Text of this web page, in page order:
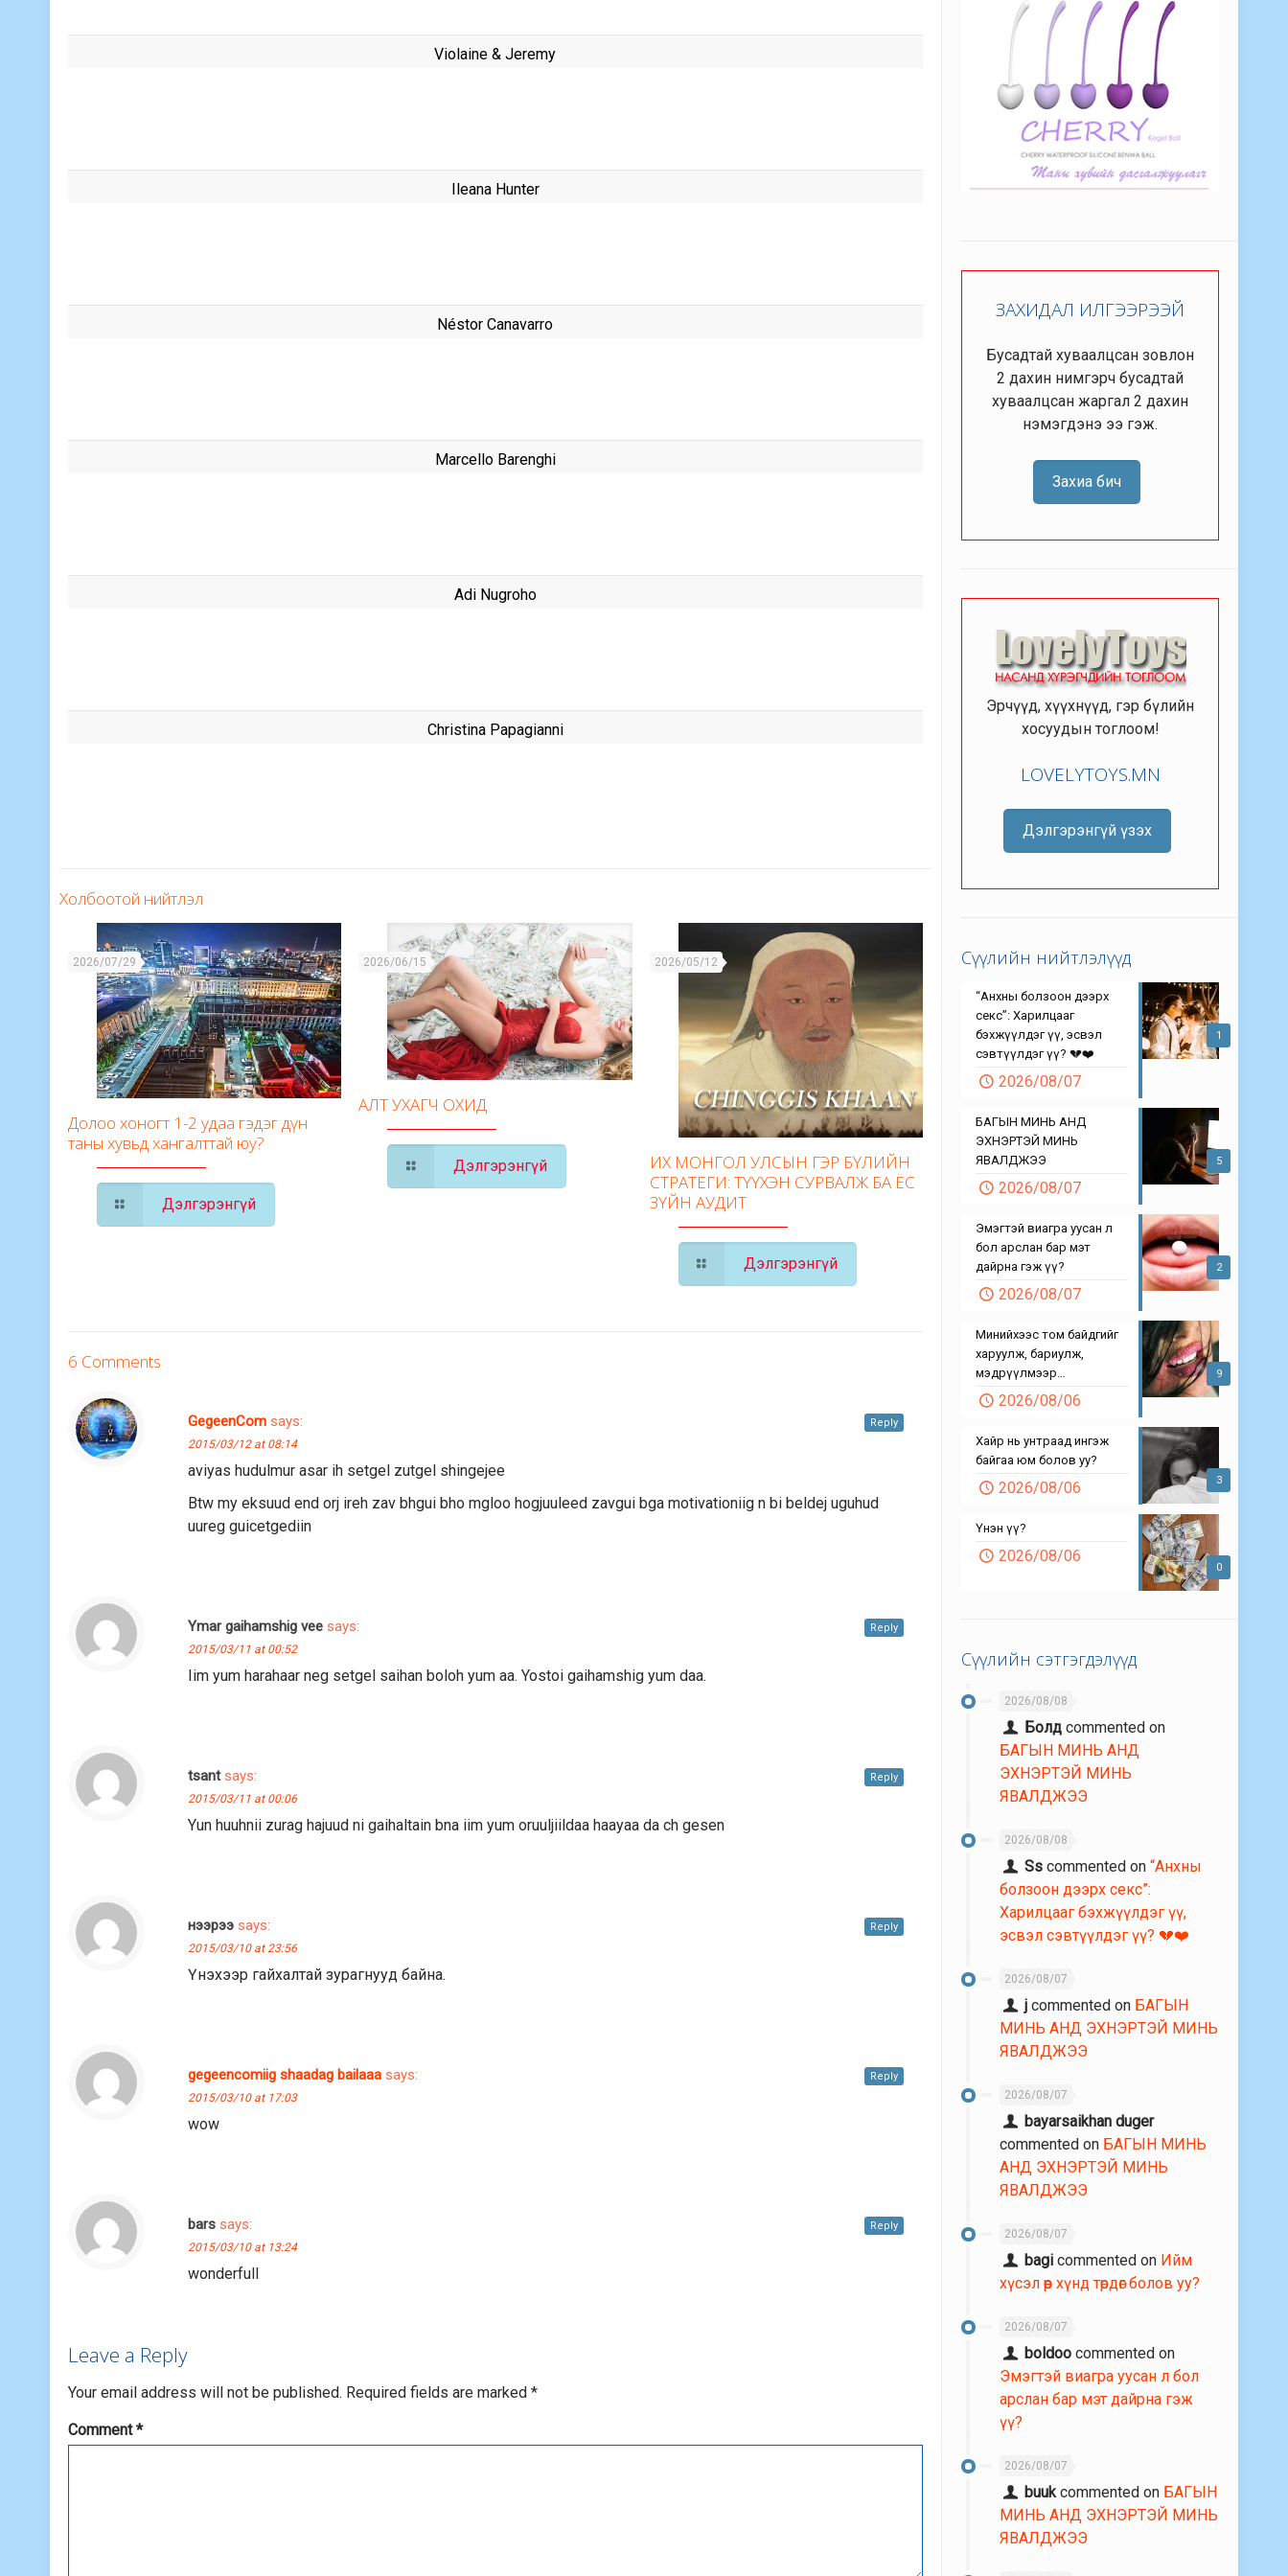
Violaine & Jeremy
Ileana Hunter
Néstor Canavarro
Marcello Barenghi
Adi Nugroho
Christina Papagianni
Холбоотой нийтлэл
2026/07/29
Долоо хоногт 1-2 удаа гэдэг дүн
таны хувьд хангалттай юу?
Дэлгэрэнгүй
2026/06/15
АЛТ УХАГЧ ОХИД
Дэлгэрэнгүй
2026/05/12
ИХ МОНГОЛ УЛСЫН ГЭР БҮЛИЙН
СТРАТЕГИ: ТҮҮХЭН СУРВАЛЖ БА ЁС
ЗҮЙН АУДИТ
Дэлгэрэнгүй
6 Comments
GegeenCom says:
2015/03/12 at 08:14
aviyas hudulmur asar ih setgel zutgel shingejee
Btw my eksuud end orj ireh zav bhgui bho mgloo hogjuuleed zavgui bga motivationiig n bi beldej uguhud
uureg guicetgediin
Reply
Ymar gaihamshig vee says:
2015/03/11 at 00:52
Iim yum harahaar neg setgel saihan boloh yum aa. Yostoi gaihamshig yum daa.
Reply
tsant says:
2015/03/11 at 00:06
Yun huuhnii zurag hajuud ni gaihaltain bna iim yum oruuljiildaa haayaa da ch gesen
Reply
нээрээ says:
2015/03/10 at 23:56
Үнэхээр гайхалтай зурагнууд байна.
Reply
gegeencomiig shaadag bailaaa says:
2015/03/10 at 17:03
wow
Reply
bars says:
2015/03/10 at 13:24
wonderfull
Reply
Leave a Reply
Your email address will not be published. Required fields are marked*
Comment*
ЗАХИДАЛ ИЛГЭЭРЭЭЙ
Бусадтай хуваалцсан зовлон
2 дахин нимгэрч бусадтай
хуваалцсан жаргал 2 дахин
нэмэгдэнэ ээ гэж.
Захиа бич
Эрчүүд, хүүхнүүд, гэр бүлийн
хосуудын тоглоом!
LOVELYTOYS.MN
Дэлгэрэнгүй үзэх
Сүүлийн нийтлэлүүд
1
“Анхны болзоон дээрх
секс”: Харилцааг
бэхжүүлдэг үү, эсвэл
сэвтүүлдэг үү? 💔❤️
2026/08/07
5
БАГЫН МИНЬ АНД
ЭХНЭРТЭЙ МИНЬ
ЯВАЛДЖЭЭ
2026/08/07
2
Эмэгтэй виагра уусан л
бол арслан бар мэт
дайрна гэж үү?
2026/08/07
9
Минийхээс том байдгийг
харуулж, бариулж,
мэдрүүлмээр…
2026/08/06
3
Хайр нь унтраад ингэж
байгаа юм болов уу?
2026/08/06
0
Үнэн үү?
2026/08/06
Сүүлийн сэтгэгдэлүүд
2026/08/08
Болд commented on
БАГЫН МИНЬ АНД
ЭХНЭРТЭЙ МИНЬ
ЯВАЛДЖЭЭ
2026/08/08
Ss commented on“Анхны
болзоон дээрх секс”:
Харилцааг бэхжүүлдэг үү,
эсвэл сэвтүүлдэг үү? 💔❤️
2026/08/07
j commented on БАГЫН
МИНЬ АНД ЭХНЭРТЭЙ МИНЬ
ЯВАЛДЖЭЭ
2026/08/07
bayarsaikhan duger
commented on БАГЫН МИНЬ
АНД ЭХНЭРТЭЙ МИНЬ
ЯВАЛДЖЭЭ
2026/08/07
bagi commented on Ийм
хүсэл өөр хүнд төрдөг болов уу?
2026/08/07
boldoo commented on
Эмэгтэй виагра уусан л бол
арслан бар мэт дайрна гэж
үү?
2026/08/07
buukcommented on БАГЫН
МИНЬ АНД ЭХНЭРТЭЙ МИНЬ
ЯВАЛДЖЭЭ